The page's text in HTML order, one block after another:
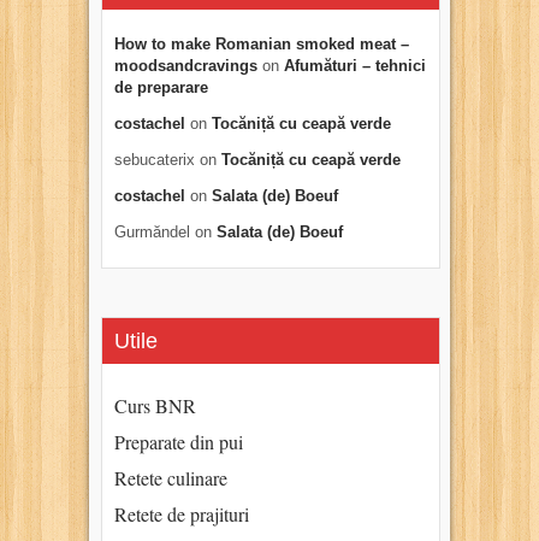
How to make Romanian smoked meat –
moodsandcravings on Afumături – tehnici
de preparare
costachel on Tocăniță cu ceapă verde
sebucaterix on Tocăniță cu ceapă verde
costachel on Salata (de) Boeuf
Gurmăndel on Salata (de) Boeuf
Utile
Curs BNR
Preparate din pui
Retete culinare
Retete de prajituri